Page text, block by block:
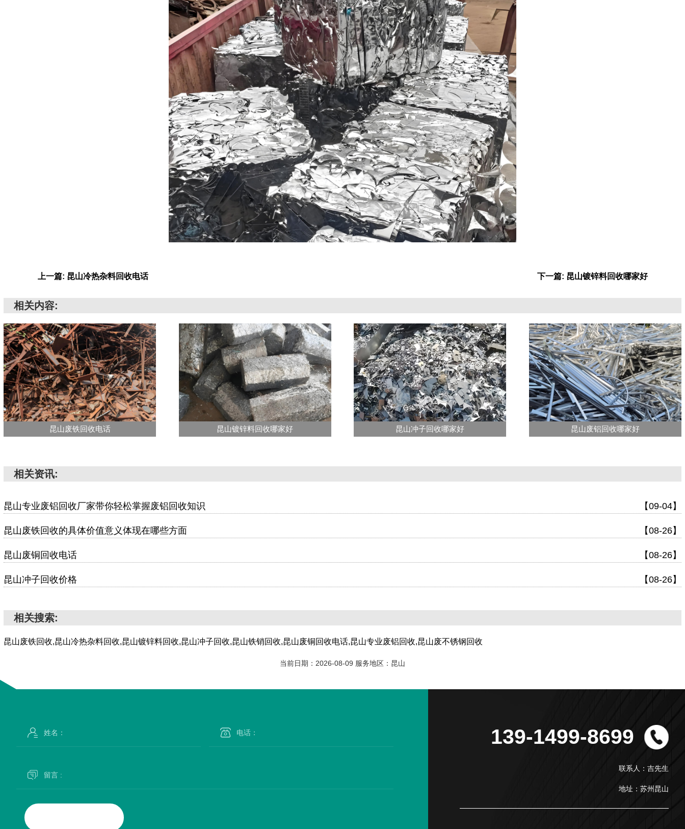
上一篇: 昆山冷热杂料回收电话 下一篇: 昆山镀锌料回收哪家好
相关内容:
昆山废铁回收电话 昆山镀锌料回收哪家好 昆山冲子回收哪家好 昆山废铝回收哪家好
相关资讯:
昆山专业废铝回收厂家带你轻松掌握废铝回收知识 【09-04】
昆山废铁回收的具体价值意义体现在哪些方面 【08-26】
昆山废铜回收电话 【08-26】
昆山冲子回收价格 【08-26】
相关搜索:
昆山废铁回收,昆山冷热杂料回收,昆山镀锌料回收,昆山冲子回收,昆山铁销回收,昆山废铜回收电话,昆山专业废铝回收,昆山废不锈钢回收
当前日期：2026-08-09 服务地区：昆山
139-1499-8699
联系人：吉先生
地址：苏州昆山